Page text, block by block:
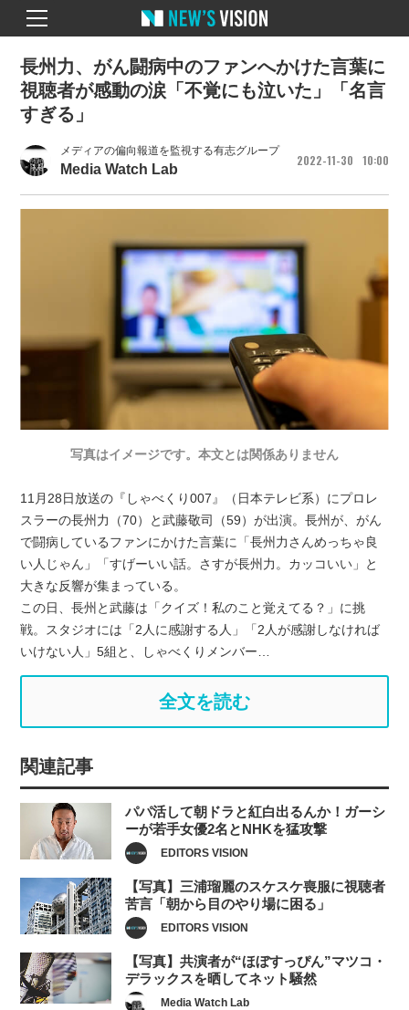
メディアの偏向報道を監視する有志グループ
Media Watch Lab
2022 11 30 10 00
長州力、がん闘病中のファンへかけた言葉に
視聴者が感動の涙「不覚にも泣いた」「名言
すぎる」
写真はイメージです。本文とは関係ありません
11月28日放送の『しゃべくり007』（日本テレビ系）にプロレ
スラーの長州力（70）と武藤敬司（59）が出演。長州が、がん
で闘病しているファンにかけた言葉に「長州力さんめっちゃ良
い人じゃん」「すげーいい話。さすが長州力。カッコいい」と
大きな反響が集まっている。
この日、長州と武藤は「クイズ！私のこと覚えてる？」に挑
戦。スタジオには「2人に感謝する人」「2人が感謝しなければ
いけない人」5組と、しゃべくりメンバー…
全文を読む
関連記事
パパ活して朝ドラと紅白出るんか！ガーシ
ーが若手女優2名とNHKを猛攻撃
EDITORS VISION
【写真】三浦瑠麗のスケスケ喪服に視聴者
苦言「朝から目のやり場に困る」
EDITORS VISION
【写真】共演者が“ほぼすっぴん”マツコ・
デラックスを晒してネット騒然
Media Watch Lab